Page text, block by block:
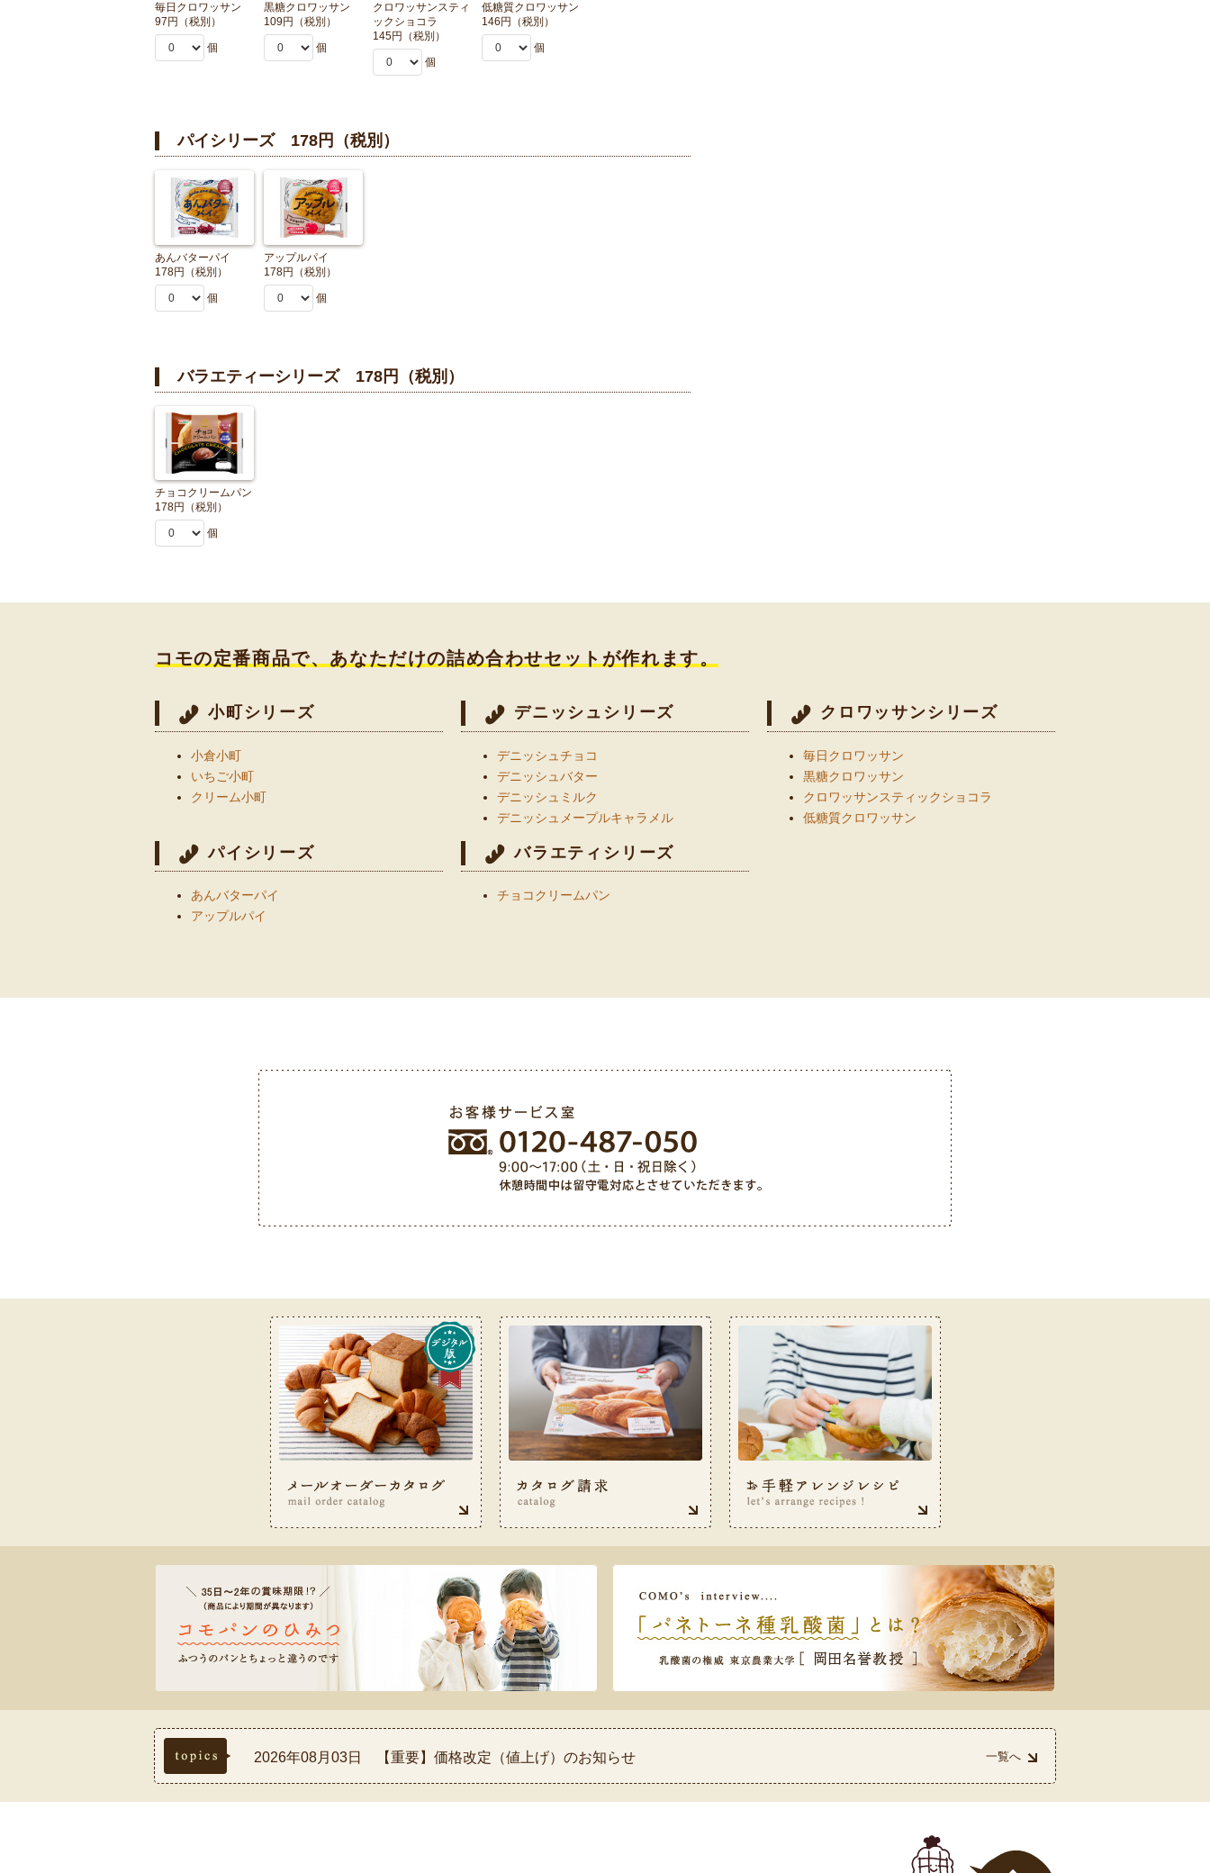
毎日クロワッサン
97円（税別）
個
黒糖クロワッサン
109円（税別）
個
クロワッサンスティ
ックショコラ
145円（税別）
個
低糖質クロワッサン
146円（税別）
個
パイシリーズ 178円（税別）
あんバターパイ
178円（税別）
個
アップルパイ
178円（税別）
個
バラエティーシリーズ 178円（税別）
チョコクリームパン
178円（税別）
個
コモの定番商品で、あなただけの詰め合わせセットが作れます。
小町シリーズ
小倉小町
いちご小町
クリーム小町
デニッシュシリーズ
デニッシュチョコ
デニッシュバター
デニッシュミルク
デニッシュメープルキャラメル
クロワッサンシリーズ
毎日クロワッサン
黒糖クロワッサン
クロワッサンスティックショコラ
低糖質クロワッサン
パイシリーズ
あんバターパイ
アップルパイ
バラエティシリーズ
チョコクリームパン
お客様サービス室フリーダイヤル 0120-487-050（9:00〜17:00（土・日・祝日除く））
topics
2026年08月03日 【重要】価格改定（値上げ）のお知らせ
2026年07月30日 【重要】熊本県熊本地方を震源とする地震の影響について
2026年07月17日 ◆お盆休み中の配送スケジュールのお知らせ◆
一覧へ